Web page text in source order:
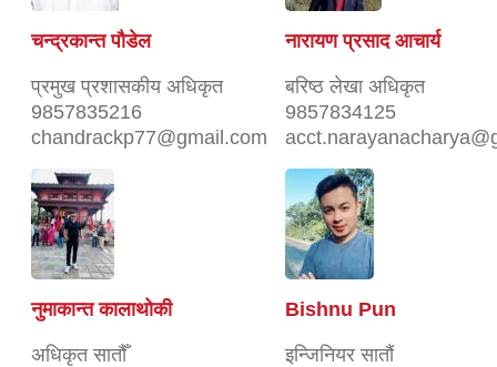
चन्द्रकान्त पौडेल
प्रमुख प्रशासकीय अधिकृत
9857835216
chandrackp77@gmail.com
नारायण प्रसाद आचार्य
बरिष्ठ लेखा अधिकृत
9857834125
नुमाकान्त कालाथोकी
अधिकृत सातौँ
Bishnu Pun
इन्जिनियर सातौं